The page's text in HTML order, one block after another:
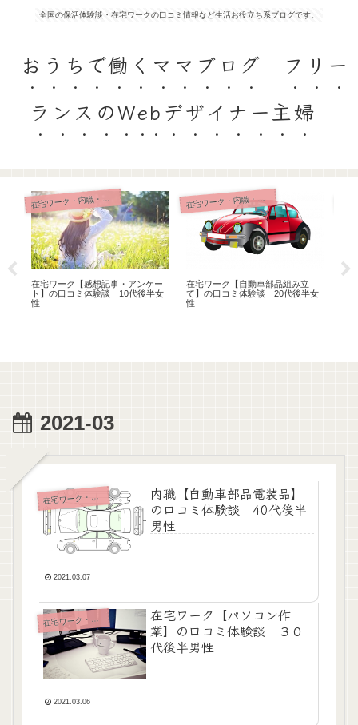
全国の保活体験談・在宅ワークの口コミ情報など生活お役立ち系ブログです。
おうちで働くママブログ フリー
ランスのWebデザイナー主婦
在 宅ワーク・内職・リモート
在宅ワーク【感想記事・アンケー
ト】の口コミ体験談 10代後半女
性
在宅ワーク・内職・リモート
在宅ワーク【自動車部品組み立
て】の口コミ体験談 20代後半女
性
2021-03
在 宅ワーク・内職・リモート
内職【自動車部品電装品】
の口コミ体験談 40代後半
男性
2021.03.07
在 宅ワーク・内職・リモート
在宅ワーク【パソコン作
業】の口コミ体験談 ３０
代後半男性
2021.03.06